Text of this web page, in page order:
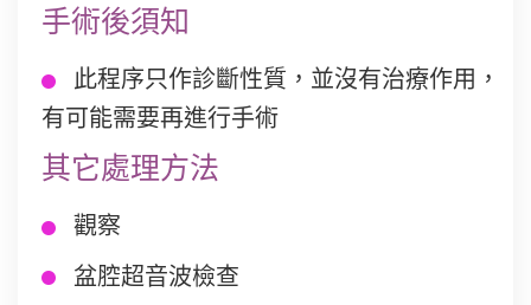
手術後須知
此程序只作診斷性質，並沒有治療作用，
有可能需要再進行手術
其它處理方法
觀察
盆腔超音波檢查